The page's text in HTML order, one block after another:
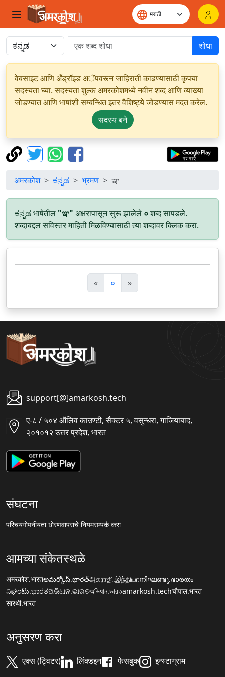
शोधा
वेबसाइट आणि अँड्रॉइड अॅपवरून जाहिराती काढण्यासाठी कृपया
सदस्यता घ्या. सदस्यता शुल्क अमरकोशमध्ये नवीन शब्द आणि व्याख्या
जोडण्यात आणि भाषांशी सम्बन्धित इतर वैशिष्ट्ये जोडण्यास मदत करेल.
सदस्य बने
अमरकोश ಕನ್ನಡ भ्रमण ಞ
ಕನ್ನಡ भाषेतील "ಞ" अक्षरापासून सुरू झालेले ०शब्द सापडले.
शब्दाबद्दल सविस्तर माहिती मिळविण्यासाठी त्या शब्दावर क्लिक करा.
«पि
छ
ला
० »अ
ग
ला
support[@]amarkosh.tech
ए-८ / ५०४ ऑलिव काउण्टी, सैक्टर ५, वसुन्धरा, गाजियाबाद,
२०१०१२ उत्तर प्रदेश, भारत
संघटना
परिचयगोपनीयता धोरणवापराचे नियमसम्पर्क करा
आमच्या संकेतस्थळे
अमरकोश.भारतఅమర్కోష్.భారత్அகராதி.இந்தியாനിഘണ്ടു.ഭാരതം
ನಿಘಂಟು.ಭಾರತଅଭିଧାନ.ଭାରତঅভিধান.ভারতamarkosh.techचौपाल.भारत
सारथी.भारत
अनुसरण करा
एक्स (ट्विटर) लिंक्डइन फेसबुक इन्स्टाग्राम